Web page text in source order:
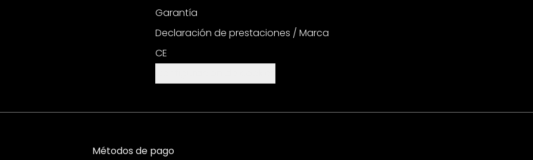
Garantía
Declaración de prestaciones / Marca
CE
Métodos de pago